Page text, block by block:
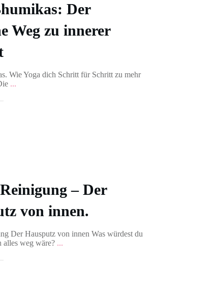
Der
Weg zu innerer
Wie Yoga dich Schritt für Schritt zu mehr
...
– Der
von innen.
Der Hausputz von innen Was würdest du
alles weg wäre? ...